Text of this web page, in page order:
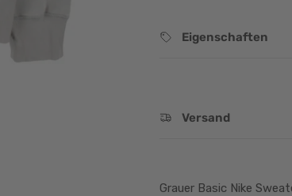
Eigenschaften
Versand
Grauer Basic Nike